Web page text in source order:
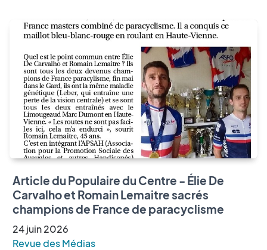
Article du Populaire du Centre - Élie De
Carvalho et Romain Lemaitre sacrés
champions de France de paracyclisme
24juin2026
Revue des Médias